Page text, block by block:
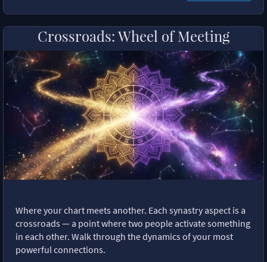
Crossroads: Wheel of Meeting
Where your chart meets another. Each synastry aspect is a
crossroads — a point where two people activate something
in each other. Walk through the dynamics of your most
powerful connections.